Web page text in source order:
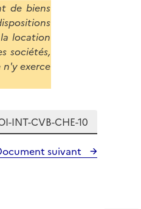
de biens
location
sociétés,
n'y exerce
suivant